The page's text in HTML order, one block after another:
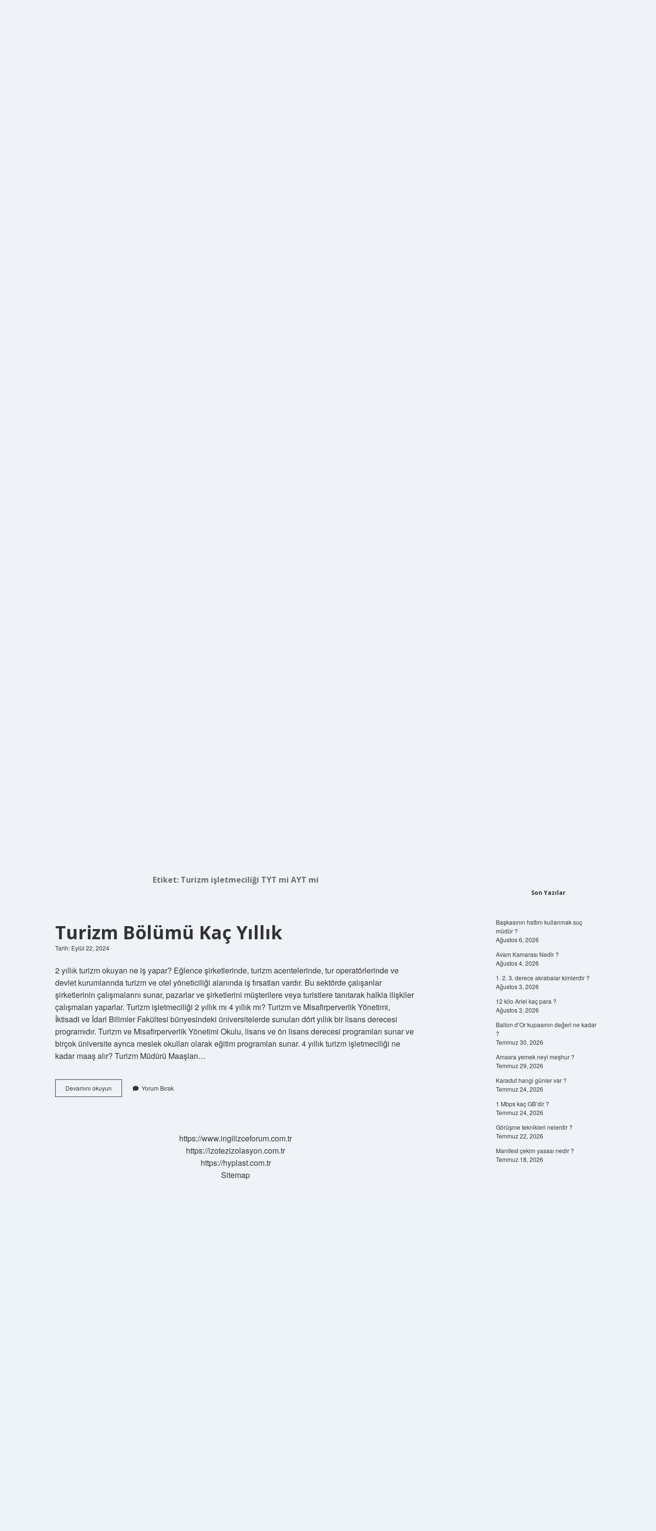
Etiket: Turizm işletmeciliği TYT mi AYT mi
Turizm Bölümü Kaç Yıllık
Tarih: Eylül 22, 2024
2 yıllık turizm okuyan ne iş yapar? Eğlence şirketlerinde, turizm acentelerinde, tur operatörlerinde ve
devlet kurumlarında turizm ve otel yöneticiliği alanında iş fırsatları vardır. Bu sektörde çalışanlar
şirketlerinin çalışmalarını sunar, pazarlar ve şirketlerini müşterilere veya turistlere tanıtarak halkla ilişkiler
çalışmaları yaparlar. Turizm işletmeciliği 2 yıllık mı 4 yıllık mı? Turizm ve Misafirperverlik Yönetimi,
İktisadi ve İdari Bilimler Fakültesi bünyesindeki üniversitelerde sunulan dört yıllık bir lisans derecesi
programıdır. Turizm ve Misafirperverlik Yönetimi Okulu, lisans ve ön lisans derecesi programları sunar ve
birçok üniversite ayrıca meslek okulları olarak eğitim programları sunar. 4 yıllık turizm işletmeciliği ne
kadar maaş alır? Turizm Müdürü Maaşları…
Devamını okuyun
Bölümü
Yorum Bırak
https://www.ingilizceforum.com.tr
https://izotezizolasyon.com.tr
https://hyplast.com.tr
Sitemap
Son Yazılar
Başkasının hattını kullanmak suç
müdür ?
Ağustos 6, 2026
Avam Kamarası Nedir ?
Ağustos 4, 2026
1. 2. 3. derece akrabalar kimlerdir ?
Ağustos 3, 2026
12 kilo Ariel kaç para ?
Ağustos 3, 2026
Ballon d’Or kupasının değeri ne kadar
?
Temmuz 30, 2026
Amasra yemek neyi meşhur ?
Temmuz 29, 2026
Karadut hangi günler var ?
Temmuz 24, 2026
1 Mbps kaç GB’dir ?
Temmuz 24, 2026
Görüşme teknikleri nelerdir ?
Temmuz 22, 2026
Manifest çekim yasası nedir ?
Temmuz 18, 2026